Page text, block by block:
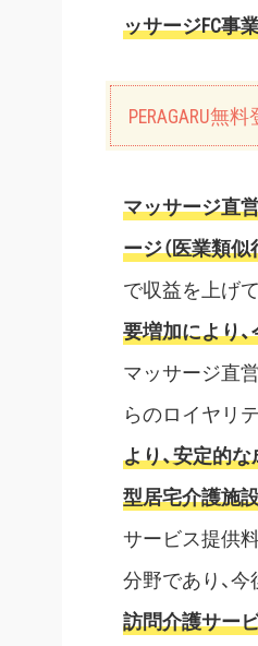
ッサージFC事
PERAGARU
マッサージ直
ージ（医業類似
で収益を上げ
要増加により
マッサージ直
らのロイヤリ
より、安定的
型居宅介護施
サービス提供
分野であり、
訪問介護サー